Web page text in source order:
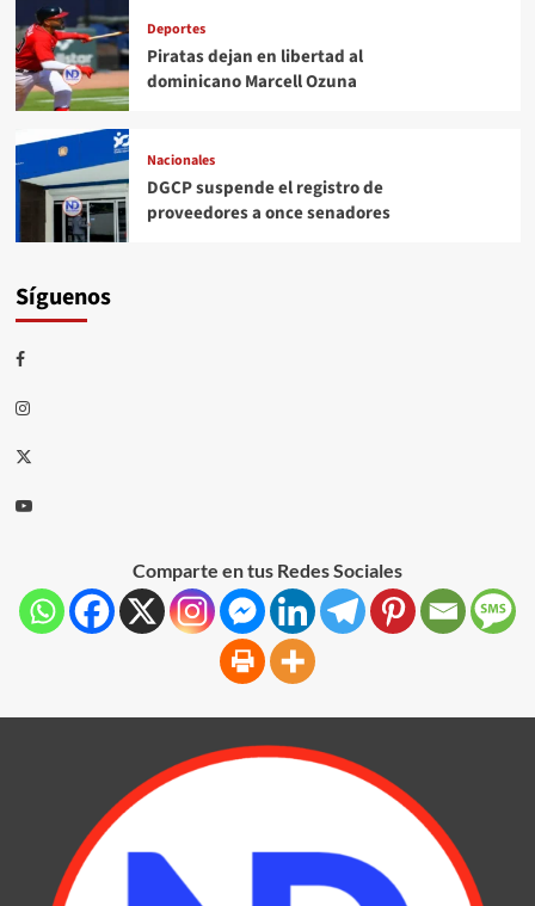
Deportes
Piratas dejan en libertad al
dominicano Marcell Ozuna
Nacionales
DGCP suspende el registro de
proveedores a once senadores
Síguenos
Comparte en tus Redes Sociales